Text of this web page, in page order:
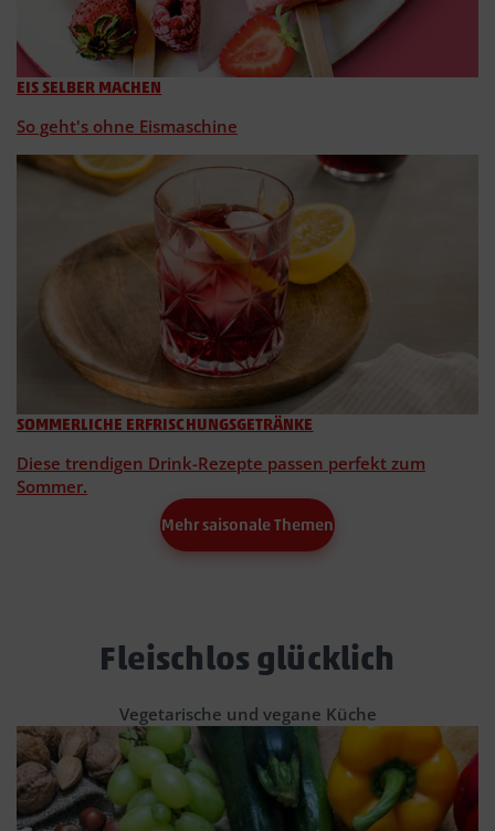
EIS SELBER MACHEN
So geht's ohne Eismaschine
SOMMERLICHE ERFRISCHUNGSGETRÄNKE
Diese trendigen Drink-Rezepte passen perfekt zum
Sommer.
Mehr saisonale Themen
Fleischlos glücklich
Vegetarische und vegane Küche